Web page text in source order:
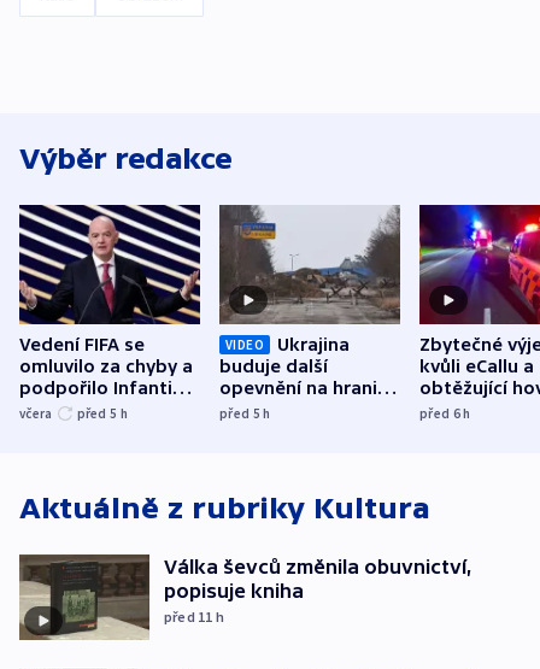
Výběr redakce
Vedení FIFA se
omluvilo za chyby a
podpořilo Infantina.
UEFA trvá na
včera před 5 h
VIDEO
Ukrajina
buduje další
opevnění na hranici
s Běloruskem
před 5h
Zbytečné
kvůli eCallu a
obtěžující
zdržují
před 6h
Aktuálně z rubriky Kultura
Válka ševců změnila obuvnictví,
popisuje kniha
před 11 h